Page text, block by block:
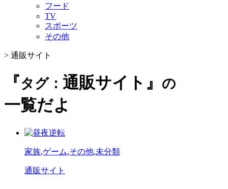
フード
TV
スポーツ
その他
> 通販サイト
『タグ： 通販サイト』 の
一覧だよ
家族,ゲーム,その他,未分類
通販サイト